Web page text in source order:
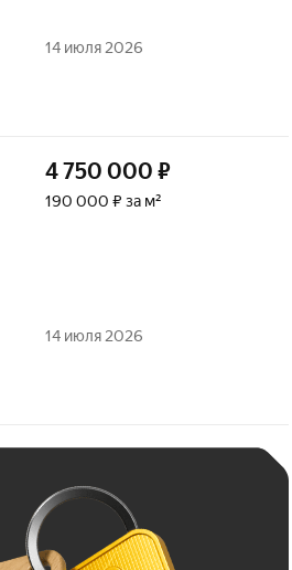
14 июля 2026
4 750 000 ₽
190 000 ₽ за м²
14 июля 2026